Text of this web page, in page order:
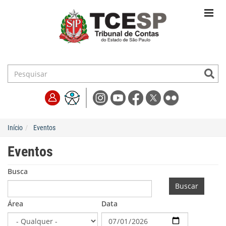
Início Eventos
Eventos
Busca
Área Data
Buscar